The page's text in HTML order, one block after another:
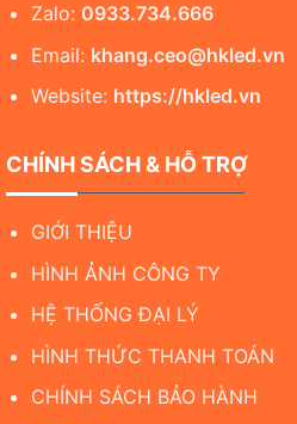
Zalo: 0933.734.666
Email: khang.ceo@hkled.vn
Website: https://hkled.vn
CHÍNH SÁCH & HỖ TRỢ
GIỚI THIỆU
HÌNH ẢNH CÔNG TY
HỆ THỐNG ĐẠI LÝ
HÌNH THỨC THANH TOÁN
CHÍNH SÁCH BẢO HÀNH